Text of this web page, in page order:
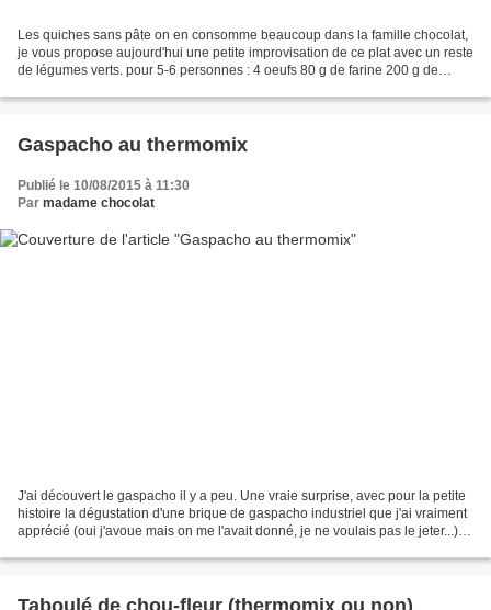
Les quiches sans pâte on en consomme beaucoup dans la famille chocolat,
je vous propose aujourd'hui une petite improvisation de ce plat avec un reste
de légumes verts. pour 5-6 personnes : 4 oeufs 80 g de farine 200 g de
Gaspacho au thermomix
Publié le 10/08/2015 à 11:30
Par madame chocolat
J'ai découvert le gaspacho il y a peu. Une vraie surprise, avec pour la petite
histoire la dégustation d'une brique de gaspacho industriel que j'ai vraiment
apprécié (oui j'avoue mais on me l'avait donné, je ne voulais pas le jeter...)